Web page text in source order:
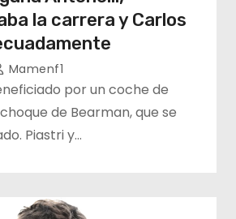
la carrera y Carlos
Mamenf1
por un coche de
de Bearman, que se
Piastri y…